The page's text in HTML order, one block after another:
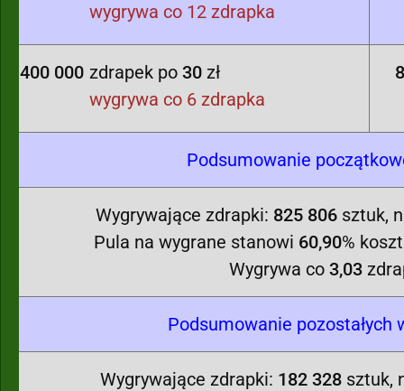
wygrywa co 12 zdrapka
400 000 zdrapek po 30 zł
wygrywa co 6 zdrapka
Podsumowanie
Wygrywające zdrapki: 825 806sztuk,
Pula na wygrane stanowi 60,90%
Wygrywa co 3,03
Podsumowanie pozostałych
Wygrywające zdrapki: 182 328 sztuk,